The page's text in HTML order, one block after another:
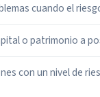
cuando el
o patrimonio a
con un nivel de